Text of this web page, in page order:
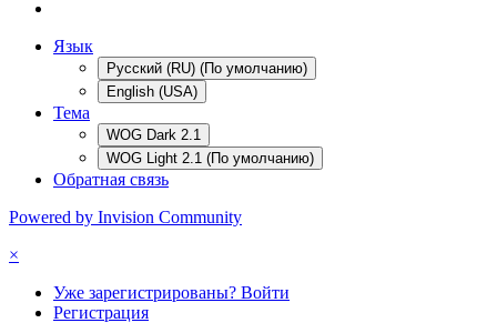
Язык
Русский (RU) (По умолчанию)
English (USA)
Тема
WOG Dark 2.1
WOG Light 2.1 (По умолчанию)
Обратная связь
Powered by Invision Community
×
Уже зарегистрированы? Войти
Регистрация